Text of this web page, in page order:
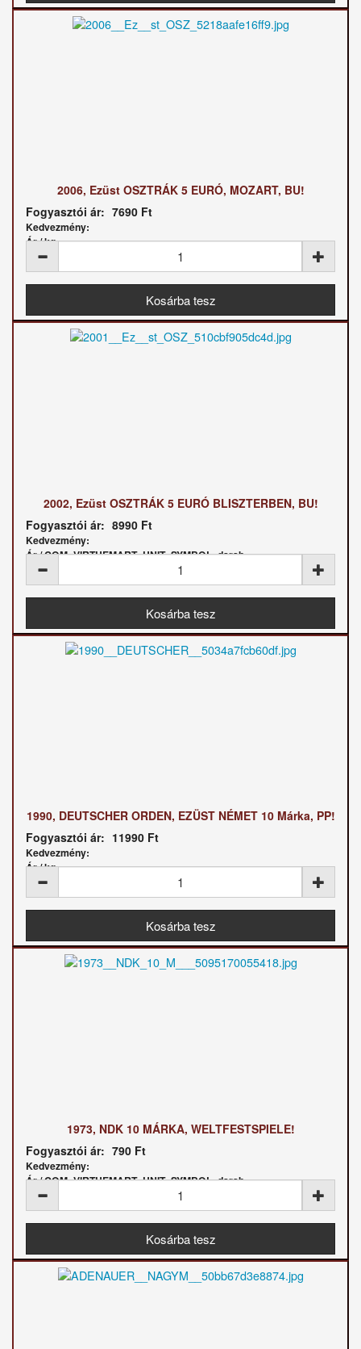
2006, Ezüst OSZTRÁK 5 EURÓ, MOZART, BU!
Fogyasztói ár: 7690 Ft
Kedvezmény:
Ár / kg:
2002, Ezüst OSZTRÁK 5 EURÓ BLISZTERBEN, BU!
Fogyasztói ár: 8990 Ft
Kedvezmény:
Ár / COM_VIRTUEMART_UNIT_SYMBOL_darab:
1990, DEUTSCHER ORDEN, EZÜST NÉMET 10 Márka, PP!
Fogyasztói ár: 11990 Ft
Kedvezmény:
Ár / kg:
1973, NDK 10 MÁRKA, WELTFESTSPIELE!
Fogyasztói ár: 790 Ft
Kedvezmény:
Ár / COM_VIRTUEMART_UNIT_SYMBOL_darab: